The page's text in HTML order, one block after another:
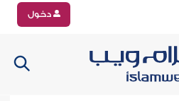
دخول